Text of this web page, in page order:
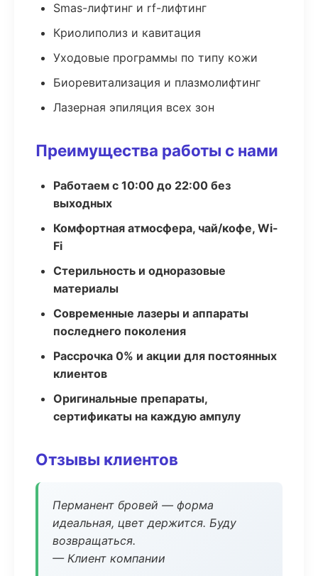
Smas-лифтинг и rf-лифтинг
Криолиполиз и кавитация
Уходовые программы по типу кожи
Биоревитализация и плазмолифтинг
Лазерная эпиляция всех зон
Преимущества работы с нами
Работаем с 10:00 до 22:00 без
выходных
Комфортная атмосфера, чай/кофе, Wi-
Fi
Стерильность и одноразовые
материалы
Современные лазеры и аппараты
последнего поколения
Рассрочка 0% и акции для постоянных
клиентов
Оригинальные препараты,
сертификаты на каждую ампулу
Отзывы клиентов
Перманент бровей — форма
идеальная, цвет держится. Буду
возвращаться.
— Клиент компании